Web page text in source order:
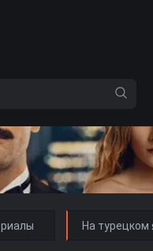
На турецком